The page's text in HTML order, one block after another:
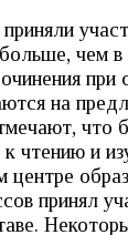
больше, чем
при
на
что
к чтению и
центре
принял